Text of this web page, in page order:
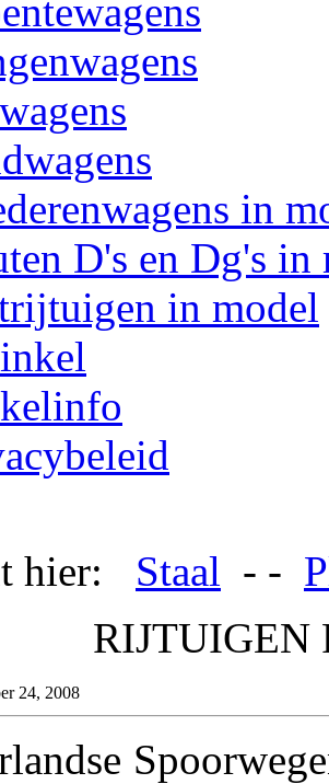
in
D's en Dg's in
in model
hier: Staal - -
RIJTUIGEN
24, 2008